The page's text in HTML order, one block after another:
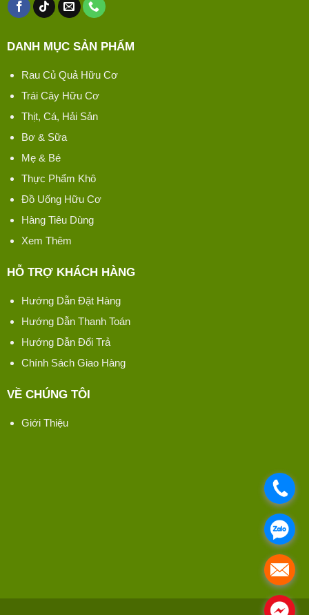
DANH MỤC SẢN PHẨM
Rau Củ Quả Hữu Cơ
Trái Cây Hữu Cơ
Thịt, Cá, Hải Sản
Bơ & Sữa
Mẹ & Bé
Thực Phẩm Khô
Đồ Uống Hữu Cơ
Hàng Tiêu Dùng
Xem Thêm
HỖ TRỢ KHÁCH HÀNG
Hướng Dẫn Đặt Hàng
Hướng Dẫn Thanh Toán
Hướng Dẫn Đổi Trả
Chính Sách Giao Hàng
VỀ CHÚNG TÔI
Giới Thiệu
.
.
.
.